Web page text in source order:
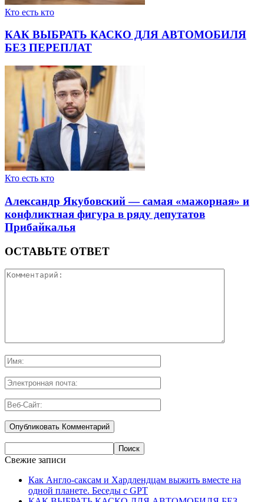
Кто есть кто
КАК ВЫБРАТЬ КАСКО ДЛЯ АВТОМОБИЛЯ
БЕЗ ПЕРЕПЛАТ
Кто есть кто
Александр Якубовский — самая «мажорная» и
конфликтная фигура в ряду депутатов
Прибайкалья
ОСТАВЬТЕ ОТВЕТ
Свежие записи
Как Англо-саксам и Хардлендцам выжить вместе на
одной планете. Беседы с GPT